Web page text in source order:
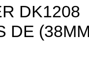
DK1208
DE